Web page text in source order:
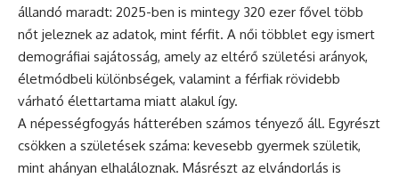
állandó maradt: 2025-ben is mintegy 320 ezer fővel több
nőt jeleznek az adatok, mint férfit. A női többlet egy ismert
demográfiai sajátosság, amely az eltérő születési arányok,
életmódbeli különbségek, valamint a férfiak rövidebb
várható élettartama miatt alakul így.
A népességfogyás hátterében számos tényező áll. Egyrészt
csökken a születések száma: kevesebb gyermek születik,
mint ahányan elhaláloznak. Másrészt az elvándorlás is